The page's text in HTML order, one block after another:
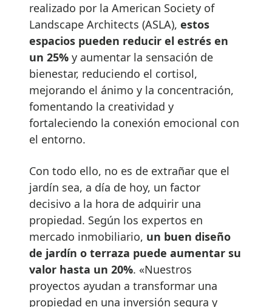
realizado por la American Society of
Landscape Architects (ASLA), estos
espacios pueden reducir el estrés en
un 25% y aumentar la sensación de
bienestar, reduciendo el cortisol,
mejorando el ánimo y la concentración,
fomentando la creatividad y
fortaleciendo la conexión emocional con
el entorno.
Con todo ello, no es de extrañar que el
jardín sea, a día de hoy, un factor
decisivo a la hora de adquirir una
propiedad. Según los expertos en
mercado inmobiliario, un buen diseño
de jardín o terraza puede aumentar su
valor hasta un 20%. «Nuestros
proyectos ayudan a transformar una
propiedad en una inversión segura y